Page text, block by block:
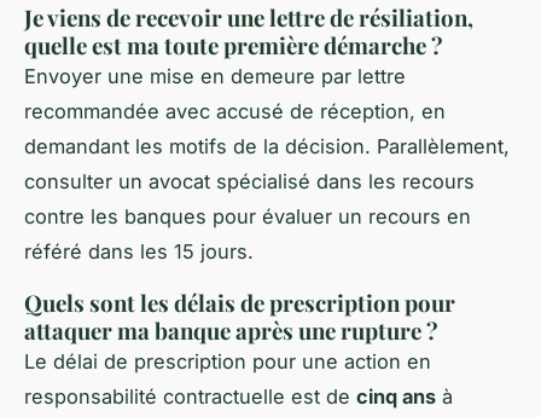
Je viens de recevoir une lettre de résiliation,
quelle est ma toute première démarche ?
Envoyer une mise en demeure par lettre
recommandée avec accusé de réception, en
demandant les motifs de la décision. Parallèlement,
consulter un avocat spécialisé dans les recours
contre les banques pour évaluer un recours en
référé dans les 15 jours.
Quels sont les délais de prescription pour
attaquer ma banque après une rupture ?
Le délai de prescription pour une action en
responsabilité contractuelle est de cinq ans à